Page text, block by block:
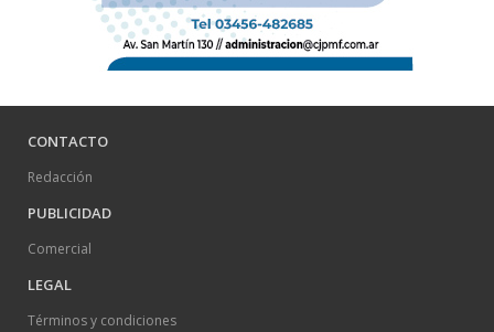
CONTACTO
Redacción
PUBLICIDAD
Comercial
LEGAL
Términos y condiciones